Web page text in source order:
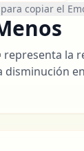
copiar el
la
disminución